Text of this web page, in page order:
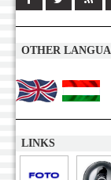
OTHER
LINKS